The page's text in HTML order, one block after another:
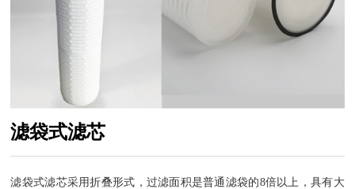
滤袋式滤芯
滤袋式滤芯采用折叠形式，过滤面积是普通滤袋的8倍以上，具有大